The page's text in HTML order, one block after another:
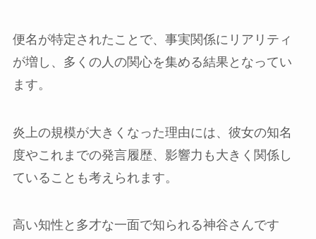
便名が特定されたことで、事実関係にリアリティ
が増し、多くの人の関心を集める結果となってい
ます。
炎上の規模が大きくなった理由には、彼女の知名
度やこれまでの発言履歴、影響力も大きく関係し
ていることも考えられます。
高い知性と多才な一面で知られる神谷さんです